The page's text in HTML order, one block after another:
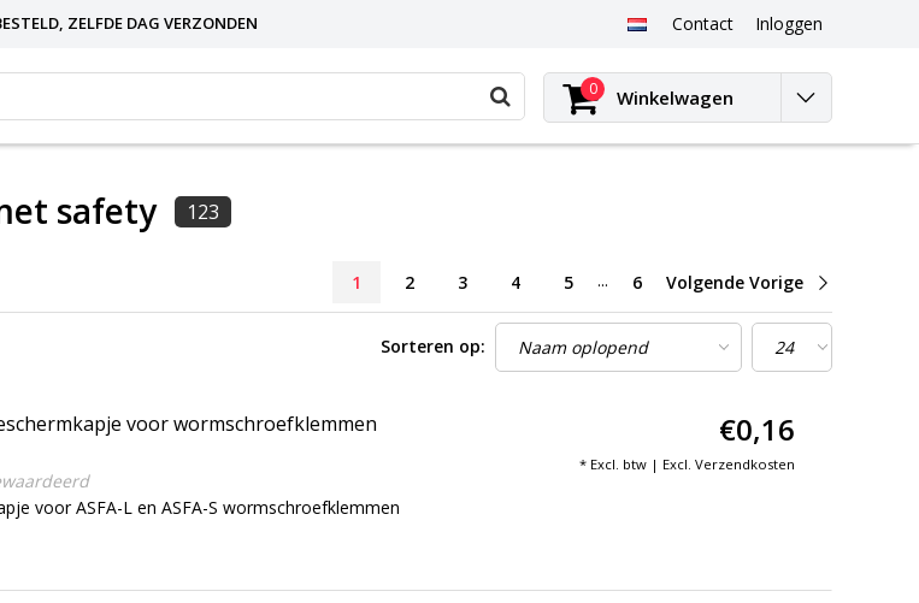
ZELFDE DAG VERZONDEN Contact Inloggen
0 Winkelwagen
safety 123
1 2 3 4 5 ... 6 Volgende Vorige
Sorteren op:
voor wormschroefklemmen
voor ASFA-L en ASFA-S wormschroefklemmen
€0,16
* Excl. btw | Excl. Verzendkosten